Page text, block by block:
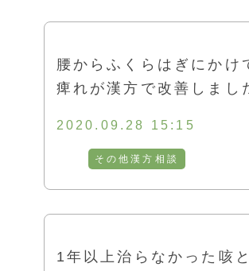
腰からふくらはぎにかけ
痺れが漢方で改善しまし
2020.09.28 15:15
その他漢方相談
1年以上治らなかった咳